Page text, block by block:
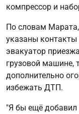
компрессор и
По словам
указаны контакты
эвакуатор
грузовой машине,
дополнительно
избежать ДТП.
"Я бы ещё добавил